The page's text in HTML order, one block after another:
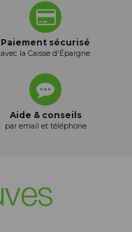
Paiement sécurisé
avec la Caisse d'Épargne
Aide & conseils
par email et téléphone